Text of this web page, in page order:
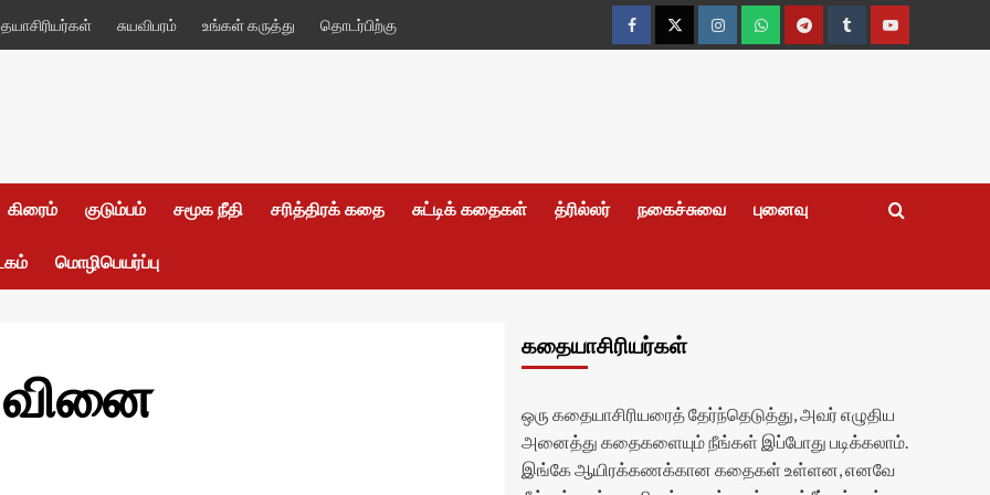
சுயவிபரம் உங்கள் கருத்து தொடர்பிற்கு
FacebookTwitterInstagramWhatsappTelegramTumblrYouTube
கிரைம் குடும்பம் சமூக நீதி சரித்திரக் கதை சுட்டிக் கதைகள் த்ரில்லர் நகைச்சுவை புனைவு
மொழிபெயர்ப்பு
வினை
கதையாசிரியர்கள்
ஒரு கதையாசிரியரைத் தேர்ந்தெடுத்து, அவர் எழுதிய
அனைத்து கதைகளையும் நீங்கள் இப்போது படிக்கலாம்.
இங்கே ஆயிரக்கணக்கான கதைகள் உள்ளன, எனவே